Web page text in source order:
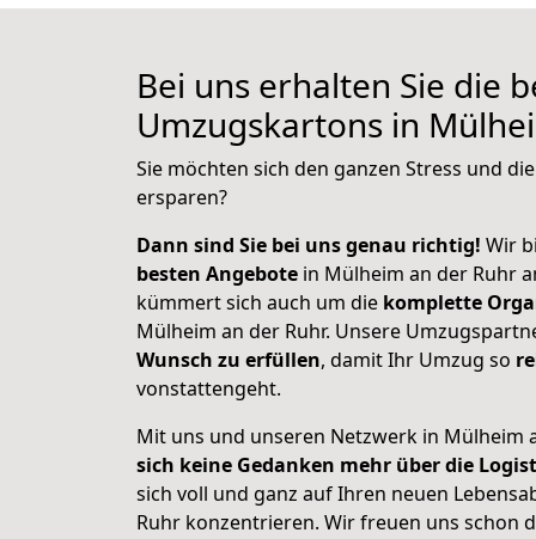
Bei uns erhalten Sie die
Umzugskartons in
Sie möchten sich den ganzen Stress und
ersparen?
Dann sind Sie bei uns genau richtig! Wir
besten Angebote in Mülheim an der Ruhr
kümmert sich auch um die komplette
Mülheim an der Ruhr. Unsere
Wunsch zu erfüllen, damit Ihr Umzug so
vonstattengeht.
Mit uns und unseren Netzwerk in Mülheim
sich keine Gedanken mehr über die
sich voll und ganz auf Ihren neuen
Ruhr konzentrieren. Wir freuen uns schon